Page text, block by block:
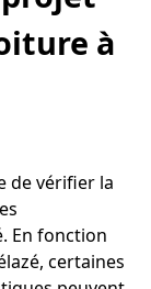
à
de vérifier la
En fonction
certaines